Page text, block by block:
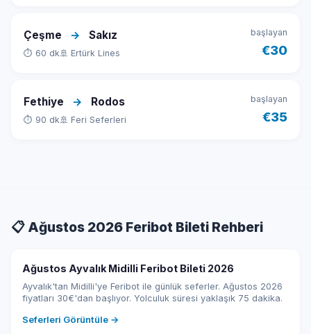
Çeşme → Sakız
⏱ 60 dk 🚢 Ertürk Lines
başlayan
€30
Fethiye → Rodos
⏱ 90 dk 🚢 Feri Seferleri
başlayan
€35
📋 Ağustos 2026 Feribot Bileti Rehberi
Ağustos Ayvalık Midilli Feribot Bileti 2026
Ayvalık'tan Midilli'ye Feribot ile günlük seferler. Ağustos 2026
fiyatları 30€'dan başlıyor. Yolculuk süresi yaklaşık 75 dakika.
Seferleri Görüntüle →